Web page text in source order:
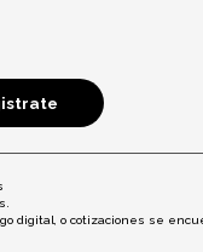
digital, o cotizaciones se